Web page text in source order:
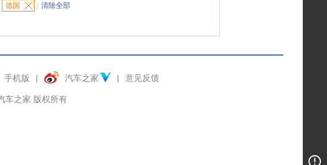
德国 清除全部
手机版 | 汽车之家 | 意见反馈
车之家 版权所有